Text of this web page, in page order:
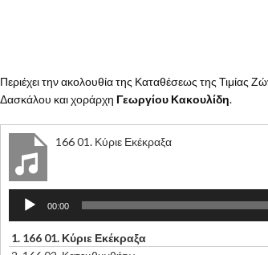
Περιέχει την ακολουθία της Καταθέσεως της Τιμίας
Δασκάλου και χοράρχη Γεωργίου Κακουλίδη.
166 01. Κύριε Εκέκραξα
Πρόγραμμα
Αναπαραγωγής
00:00
1. 166 01. Κύριε Εκέκραξα